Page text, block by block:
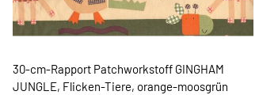
30-cm-Rapport Patchworkstoff GINGHAM
JUNGLE, Flicken-Tiere, orange-moosgrün